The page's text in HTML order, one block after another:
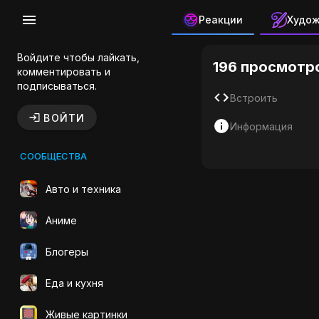
Реакции
Войдите чтобы лайкать,
комментировать и
подписываться.
ВОЙТИ
СООБЩЕСТВА
Авто и техника
Аниме
Блогеры
Еда и кухня
Живые картинки
Космос
196
Встроить
Информация